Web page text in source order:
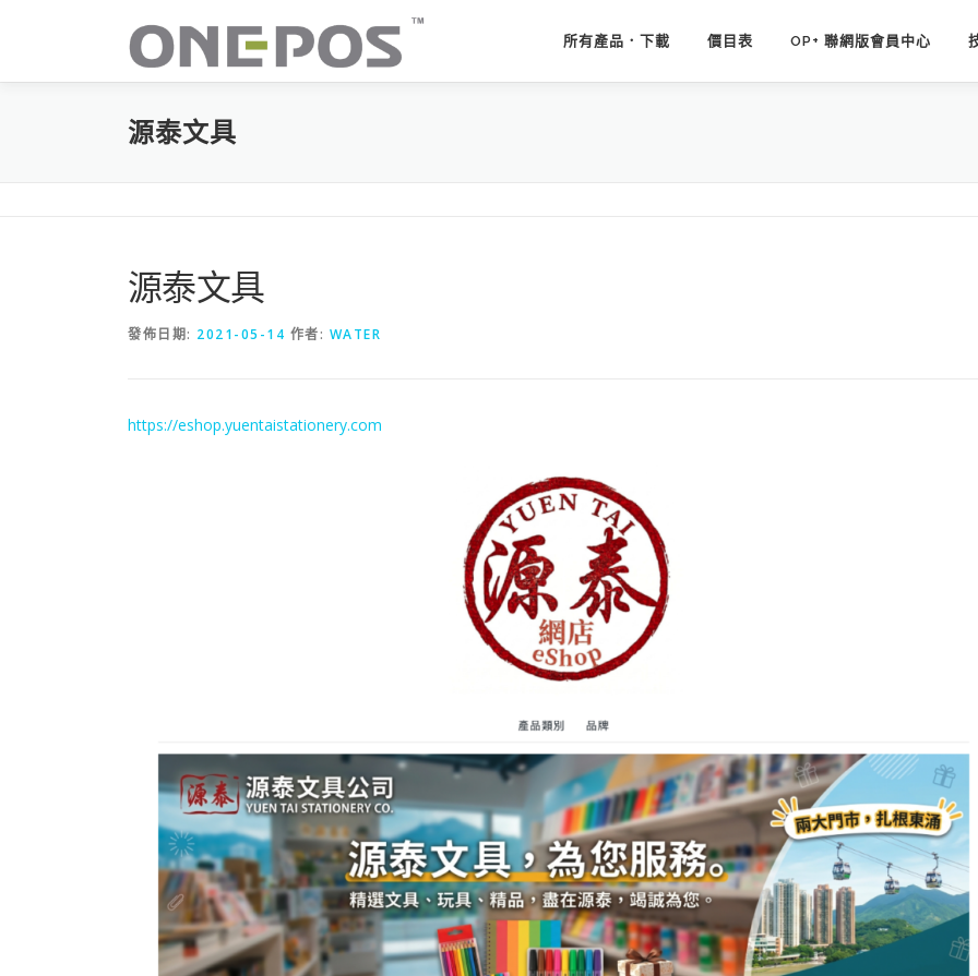
要
所有產品．下載 價目表 OP+ 聯網版會員中心
源泰文具
源泰文具
發佈日期: 2021-05-14 作者: WATER
https://eshop.yuentaistationery.com